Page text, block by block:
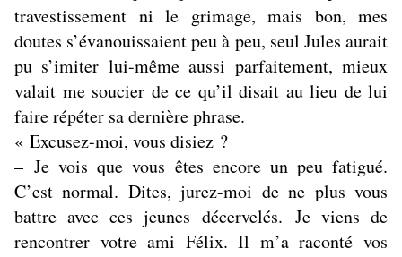
travestissement ni le grimage, mais bon, mes
doutes s’évanouissaient peu à peu, seul Jules aurait
pu s’imiter lui-même aussi parfaitement, mieux
valait me soucier de ce qu’il disait au lieu de lui
faire répéter sa dernière phrase.
« Excusez-moi, vous disiez ?
– Je vois que vous êtes encore un peu fatigué.
C’est normal. Dites, jurez-moi de ne plus vous
battre avec ces jeunes décervelés. Je viens de
rencontrer votre ami Félix. Il m’a raconté vos